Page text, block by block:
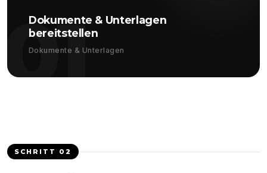
01
Dokumente & Unterlagen
bereitstellen
Dokumente & Unterlagen
SCHRITT 02